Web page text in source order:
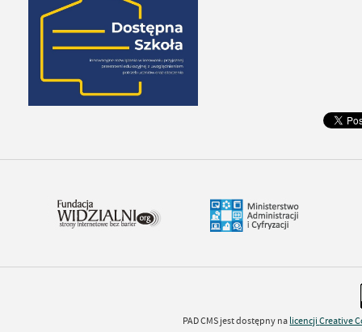
PAD CMS jest dostępny na licencjiCreative